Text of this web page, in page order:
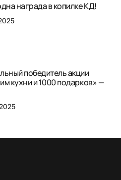
награда в копилке КД!
победитель акции
кухни и 1000 подарков» —